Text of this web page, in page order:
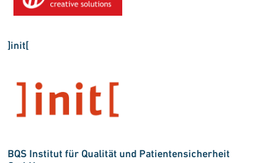
]init[
BQS Institut für Qualität und Patientensicherheit